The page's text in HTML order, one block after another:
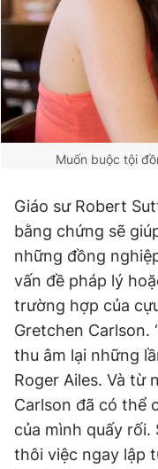
Muốn buộc tội
Giáo sư Robert
bằng chứng sẽ
những đồng
vấn đề pháp lý
trường hợp của
Gretchen Carlson.
thu âm lại những
Roger Ailes. Và từ
Carlson đã có thể
của mình quấy rối.
thôi việc ngay lập